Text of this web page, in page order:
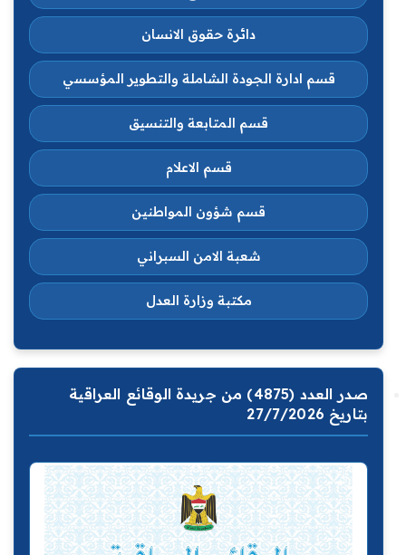
دائرة حقوق الانسان
قسم ادارة الجودة الشاملة والتطوير المؤسسي
قسم المتابعة والتنسيق
قسم الاعلام
قسم شؤون المواطنين
شعبة الامن السبراني
مكتبة وزارة العدل
صدر العدد (4875) من جريدة الوقائع العراقية
بتاريخ 27/7/2026